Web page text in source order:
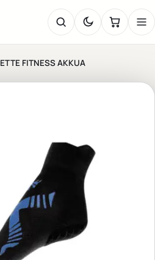
FITNESS AKKUA